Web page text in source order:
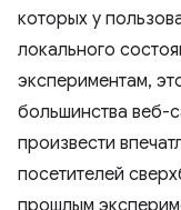
которых у
локального
экспериментам,
большинства веб-
произвести
посетителей
прошлым